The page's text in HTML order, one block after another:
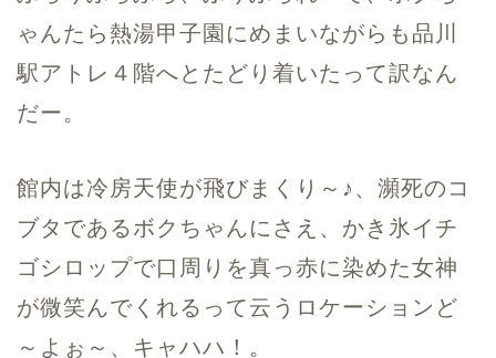
ゃんたら熱湯甲子園にめまいながらも品川
駅アトレ４階へとたどり着いたって訳なん
だー。
館内は冷房天使が飛びまくり～♪、瀕死のコ
ブタであるボクちゃんにさえ、かき氷イチ
ゴシロップで口周りを真っ赤に染めた女神
が微笑んでくれるって云うロケーションど
～よぉ～、キャハハ！。